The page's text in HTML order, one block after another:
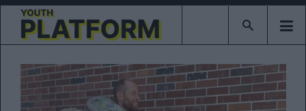
Type 2 or